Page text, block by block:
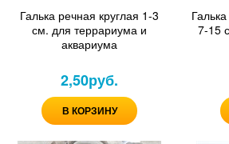
Галька речная круглая 1-3
см. для террариума и
аквариума
2,50руб.
В КОРЗИНУ
7-15